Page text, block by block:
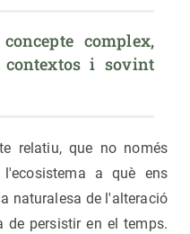
complex,
i sovint
relatiu, que no només
a què ens
naturalesa de l'alteració
de persistir en el temps.